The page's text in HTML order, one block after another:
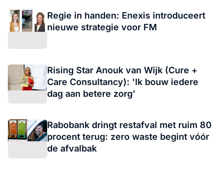
Regie in handen: Enexis introduceert
nieuwe strategie voor FM
Rising Star Anouk van Wijk (Cure +
Care Consultancy): 'Ik bouw iedere
dag aan betere zorg'
Rabobank dringt restafval met ruim 80
procent terug: zero waste begint vóór
de afvalbak